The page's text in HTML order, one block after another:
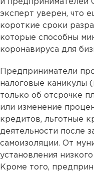
и предпринимателей
эксперт уверен, что
короткие сроки
которые способны
коронавируса для
Предприниматели
налоговые каникулы
только об отсрочке
или изменение
кредитов, льготные
деятельности после
самоизоляции. От
установления
Кроме того,